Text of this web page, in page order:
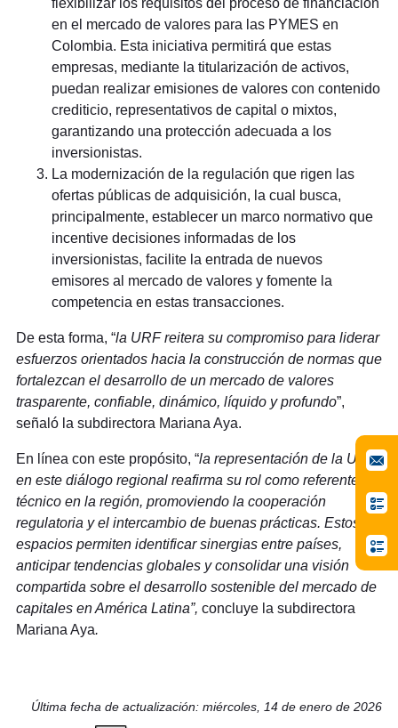
flexibilizar los requisitos del proceso de financiación
en el mercado de valores para las PYMES en
Colombia. Esta iniciativa permitirá que estas
empresas, mediante la titularización de activos,
puedan realizar emisiones de valores con contenido
crediticio, representativos de capital o mixtos,
garantizando una protección adecuada a los
inversionistas.
La modernización de la regulación que rigen las
ofertas públicas de adquisición, la cual busca,
principalmente, establecer un marco normativo que
incentive decisiones informadas de los
inversionistas, facilite la entrada de nuevos
emisores al mercado de valores y fomente la
competencia en estas transacciones.
De esta forma, “la URF reitera su compromiso para liderar
esfuerzos orientados hacia la construcción de normas que
fortalezcan el desarrollo de un mercado de valores
trasparente, confiable, dinámico, líquido y profundo”,
señaló la subdirectora Mariana Aya.
En línea con este propósito, “la representación de la URF
en este diálogo regional reafirma su rol como referente
técnico en la región, promoviendo la cooperación
regulatoria y el intercambio de buenas prácticas. Estos
espacios permiten identificar sinergias entre países,
anticipar tendencias globales y consolidar una visión
compartida sobre el desarrollo sostenible del mercado de
capitales en América Latina”, concluye la subdirectora
Mariana Aya.
Última fecha de actualización: miércoles, 14 de enero de 2026